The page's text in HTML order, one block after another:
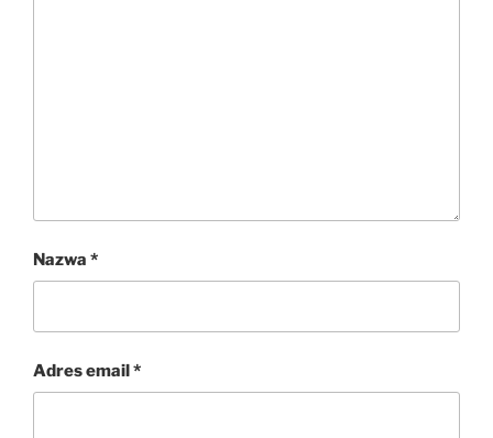
Nazwa *
Adres email*